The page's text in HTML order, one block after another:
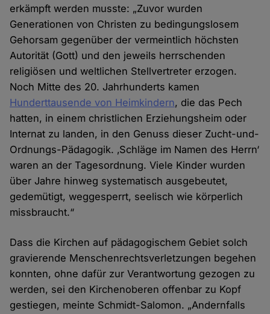
erkämpft werden musste: „Zuvor wurden
Generationen von Christen zu bedingungslosem
Gehorsam gegenüber der vermeintlich höchsten
Autorität (Gott) und den jeweils herrschenden
religiösen und weltlichen Stellvertreter erzogen.
Noch Mitte des 20. Jahrhunderts kamen
Hunderttausende von Heimkindern, die das Pech
hatten, in einem christlichen Erziehungsheim oder
Internat zu landen, in den Genuss dieser Zucht-und-
Ordnungs-Pädagogik. ‚Schläge im Namen des Herrn‘
waren an der Tagesordnung. Viele Kinder wurden
über Jahre hinweg systematisch ausgebeutet,
gedemütigt, weggesperrt, seelisch wie körperlich
missbraucht.“
Dass die Kirchen auf pädagogischem Gebiet solch
gravierende Menschenrechtsverletzungen begehen
konnten, ohne dafür zur Verantwortung gezogen zu
werden, sei den Kirchenoberen offenbar zu Kopf
gestiegen, meinte Schmidt-Salomon. „Andernfalls